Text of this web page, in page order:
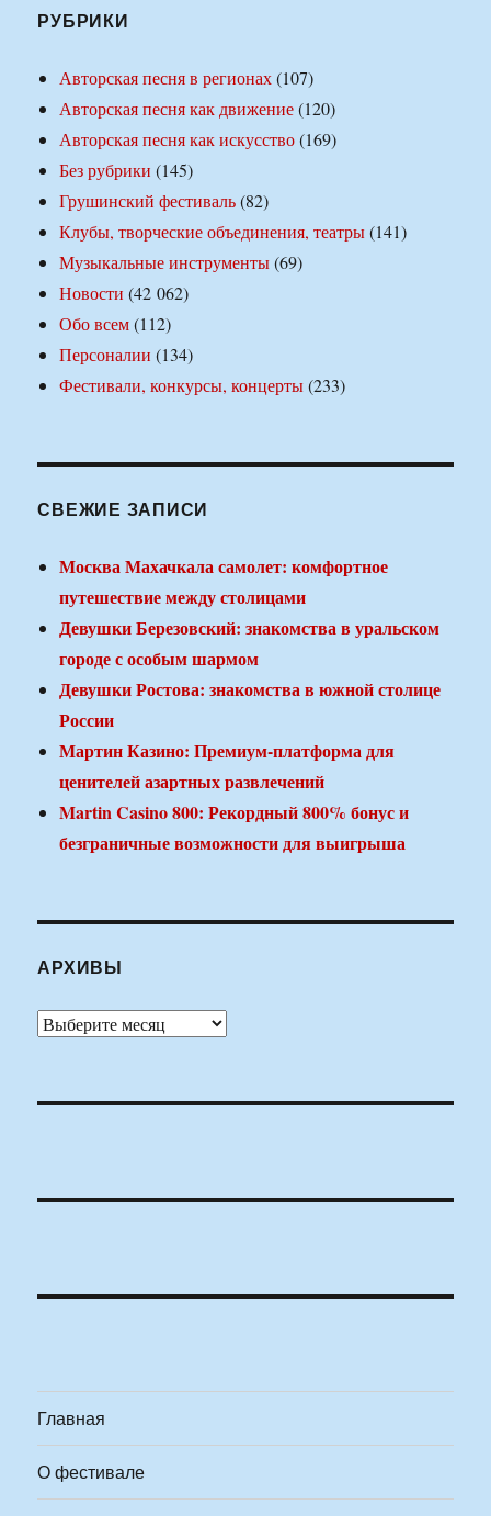
РУБРИКИ
Авторская песня в регионах(107)
Авторская песня как движение(120)
Авторская песня как искусство(169)
Без рубрики (145)
Грушинский фестиваль(82)
Клубы, творческие объединения, театры(141)
Музыкальные инструменты(69)
Новости (42 062)
Обо всем(112)
Персоналии (134)
Фестивали, конкурсы, концерты(233)
СВЕЖИЕ ЗАПИСИ
Москва Махачкала самолет: комфортное
путешествие между столицами
Девушки Березовский: знакомства в уральском
городе с особым шармом
Девушки Ростова: знакомства в южной столице
России
Мартин Казино: Премиум-платформа для
ценителей азартных развлечений
Martin Casino 800: Рекордный 800% бонус и
безграничные возможности для выигрыша
АРХИВЫ
Архивы
Главная
О фестивале